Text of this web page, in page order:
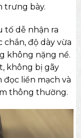
trưng bày.
tố dễ nhận ra
chắn, độ dày vừa
không nặng nề.
không bị gãy
liền mạch và
thông thường.